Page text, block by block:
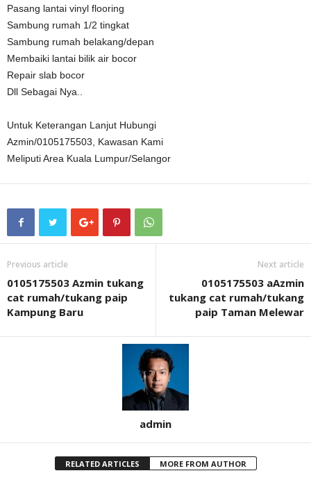
Pasang lantai vinyl flooring
Sambung rumah 1/2 tingkat
Sambung rumah belakang/depan
Membaiki lantai bilik air bocor
Repair slab bocor
Dll Sebagai Nya..
Untuk Keterangan Lanjut Hubungi
Azmin/0105175503, Kawasan Kami
Meliputi Area Kuala Lumpur/Selangor
Previous article
0105175503 Azmin tukang
cat rumah/tukang paip
Kampung Baru
Next article
0105175503 aAzmin
tukang cat rumah/tukang
paip Taman Melewar
admin
RELATED ARTICLES MORE FROM AUTHOR